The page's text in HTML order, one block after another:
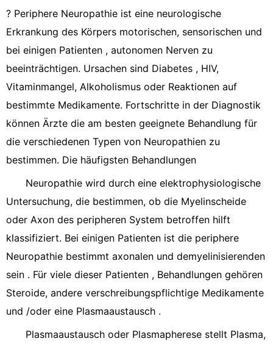
? Periphere Neuropathie ist eine neurologische
Erkrankung des Körpers motorischen, sensorischen und
bei einigen Patienten , autonomen Nerven zu
beeinträchtigen. Ursachen sind Diabetes , HIV,
Vitaminmangel, Alkoholismus oder Reaktionen auf
bestimmte Medikamente. Fortschritte in der Diagnostik
können Ärzte die am besten geeignete Behandlung für
die verschiedenen Typen von Neuropathien zu
bestimmen. Die häufigsten Behandlungen
Neuropathie wird durch eine elektrophysiologische
Untersuchung, die bestimmen, ob die Myelinscheide
oder Axon des peripheren System betroffen hilft
klassifiziert. Bei einigen Patienten ist die periphere
Neuropathie bestimmt axonalen und demyelinisierenden
sein . Für viele dieser Patienten , Behandlungen gehören
Steroide, andere verschreibungspflichtige Medikamente
und /oder eine Plasmaaustausch .
Plasmaaustausch oder Plasmapherese stellt Plasma,